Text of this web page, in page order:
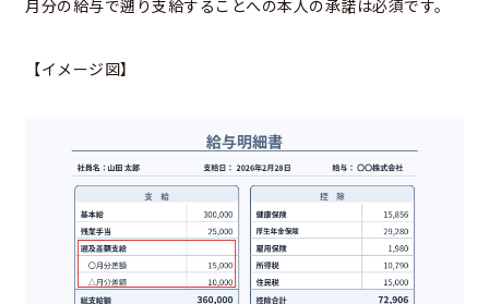
月分の給与で遡り支給することへの本人の承諾は必須です。
【イメージ図】